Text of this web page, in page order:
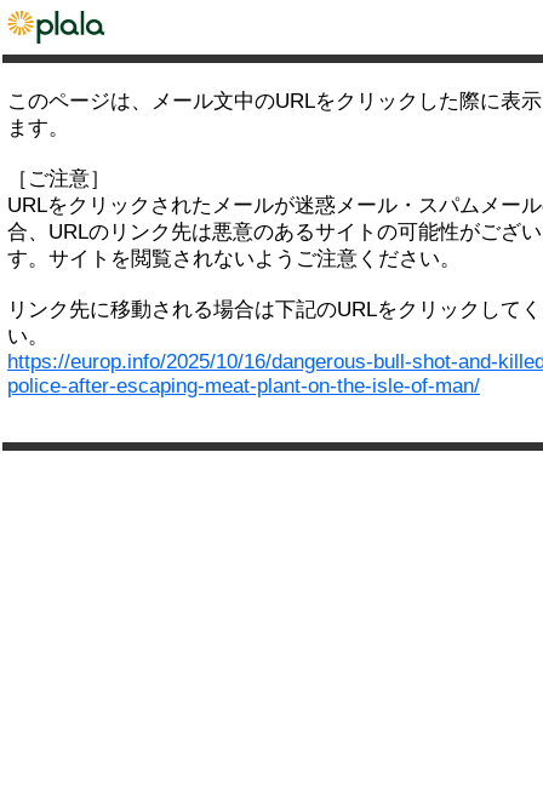
このページは、メール文中のURLをクリックした際に表
ます。
［ご注意］
URLをクリックされたメールが迷惑メール・スパムメー
合、URLのリンク先は悪意のあるサイトの可能性がござ
す。サイトを閲覧されないようご注意ください。
リンク先に移動される場合は下記のURLをクリックして
い。
https://europ.info/2025/10/16/dangerous-bull-shot-and-
police-after-escaping-meat-plant-on-the-isle-of-man/